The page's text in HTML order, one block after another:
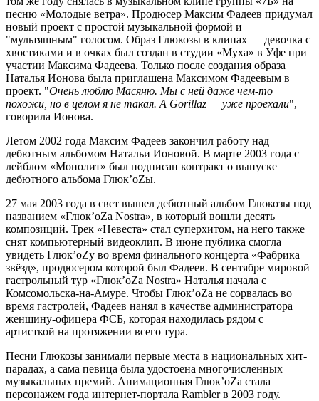
песню «Молодые ветра». Продюсер Максим Фадеев придумал
новый проект с простой музыкальной формой и
"мультяшным" голосом. Образ Глюкозы в клипах — девочка с
хвостиками и в очках был создан в студии «Муха» в Уфе при
участии Максима Фадеева. Только после создания образа
Наталья Ионова была приглашена Максимом Фадеевым в
проект. "Очень люблю Масяню. Мы с ней даже чем-то
похожи, но в целом я не такая. А Gorillaz — уже проехали", –
говорила Ионова.
Летом 2002 года Максим Фадеев закончил работу над
дебютным альбомом Натальи Ионовой. В марте 2003 года с
лейблом «Монолит» был подписан контракт о выпуске
дебютного альбома Глюк’oZы.
27 мая 2003 года в свет вышел дебютный альбом Глюкозы под
названием «Глюк’oZa Nostra», в который вошли десять
композиций. Трек «Невеста» стал суперхитом, на него также
снят компьютерный видеоклип. В июне публика смогла
увидеть Глюк’oZу во время финального концерта «Фабрика
звёзд», продюсером которой был Фадеев. В сентябре мировой
гастрольный тур «Глюк’oZa Nostra» Наталья начала с
Комсомольска-на-Амуре. Чтобы Глюк’oZa не сорвалась во
время гастролей, Фадеев нанял в качестве администратора
женщину-офицера ФСБ, которая находилась рядом с
артисткой на протяжении всего тура.
Песни Глюкозы занимали первые места в национальных хит-
парадах, а сама певица была удостоена многочисленных
музыкальных премий. Анимационная Глюк’oZа стала
персонажем года интернет-портала Rambler в 2003 году.